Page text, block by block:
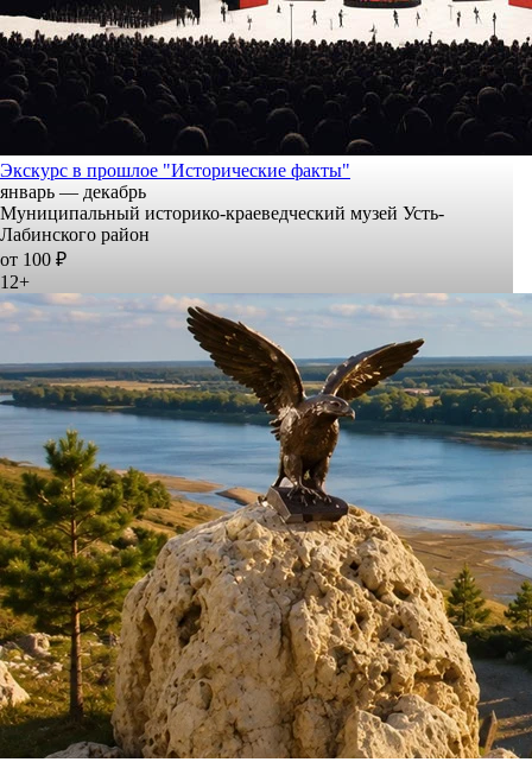
Экскурс в прошлое "Исторические факты"
январь — декабрь
Муниципальный историко-краеведческий музей Усть-
Лабинского район
от 100 ₽
12+